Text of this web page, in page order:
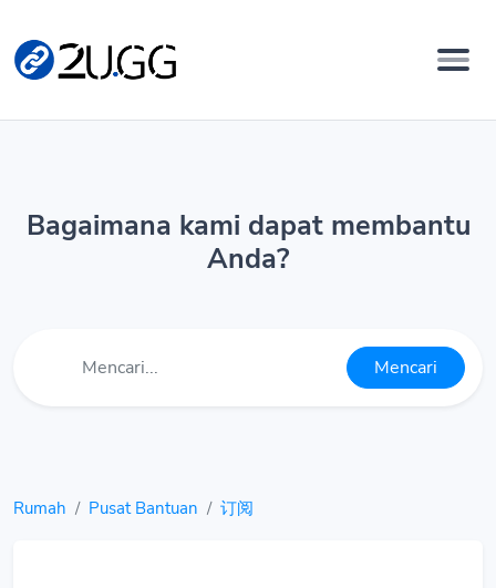
Bagaimana kami dapat membantu
Anda?
Mencari
Rumah Pusat Bantuan 订阅